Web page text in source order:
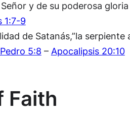
y de su poderosa gloria
1:7-9
de Satanás,”la
5:8 – Apocalipsis 20:10
Faith